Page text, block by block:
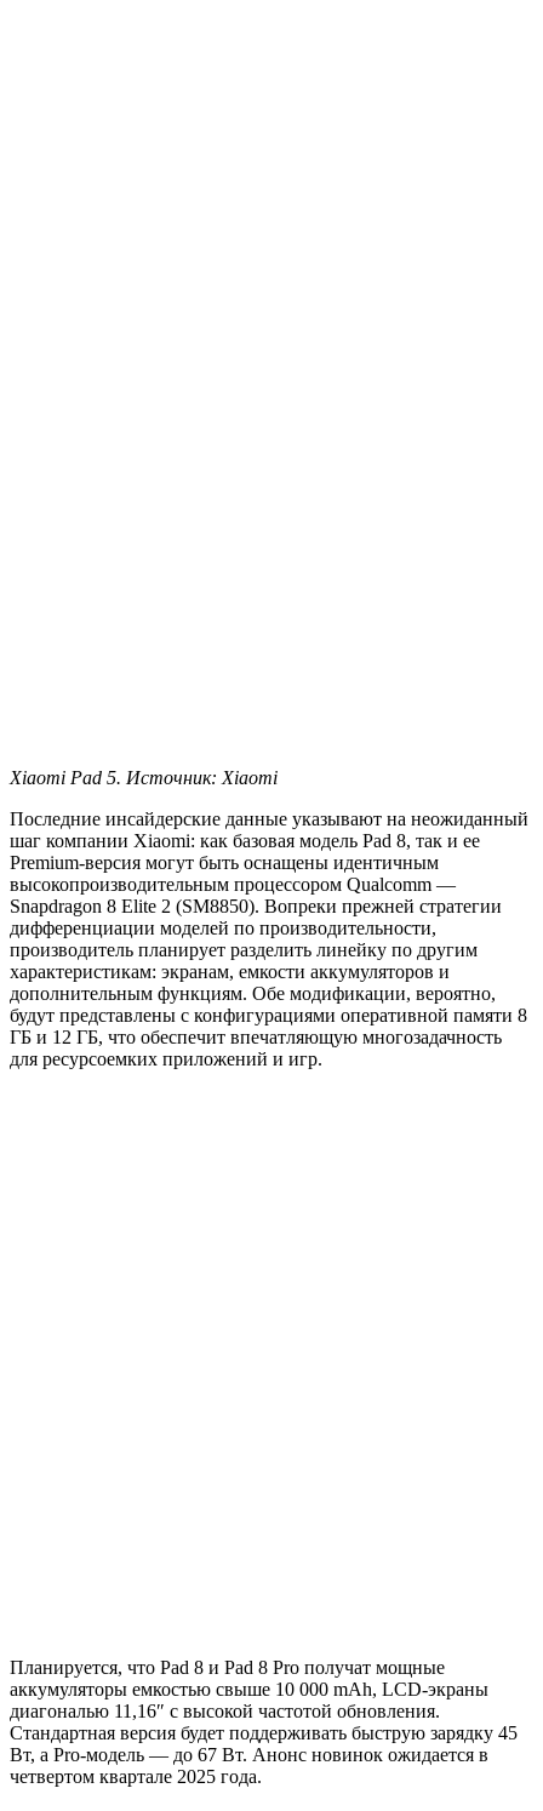
Xiaomi Pad 5. Источник: Xiaomi
Последние инсайдерские данные указывают на неожиданный
шаг компании Xiaomi: как базовая модель Pad 8, так и ее
Premium-версия могут быть оснащены идентичным
высокопроизводительным процессором Qualcomm —
Snapdragon 8 Elite 2 (SM8850). Вопреки прежней стратегии
дифференциации моделей по производительности,
производитель планирует разделить линейку по другим
характеристикам: экранам, емкости аккумуляторов и
дополнительным функциям. Обе модификации, вероятно,
будут представлены с конфигурациями оперативной памяти 8
ГБ и 12 ГБ, что обеспечит впечатляющую многозадачность
для ресурсоемких приложений и игр.
Планируется, что Pad 8 и Pad 8 Pro получат мощные
аккумуляторы емкостью свыше 10 000 mAh, LCD-экраны
диагональю 11,16″ с высокой частотой обновления.
Стандартная версия будет поддерживать быструю зарядку 45
Вт, а Pro-модель — до 67 Вт. Анонс новинок ожидается в
четвертом квартале 2025 года.